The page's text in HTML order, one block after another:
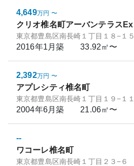
4,649万円 〜
クリオ椎名町アーバンテラスEx
東京都豊島区南長崎１丁目１８−１５
2016年1月築 33.92㎡〜
2,392万円 〜
アプレシティ椎名町
東京都豊島区南長崎１丁目１９−１１
2004年6月築 21.06㎡〜
--
ワコーレ椎名町
東京都豊島区南長崎１丁目２３−６